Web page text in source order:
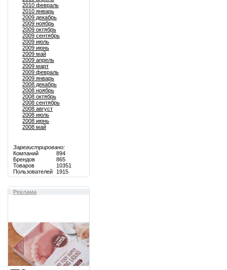
2010 февраль
2010 январь
2009 декабрь
2009 ноябрь
2009 октябрь
2009 сентябрь
2009 июль
2009 июнь
2009 май
2009 апрель
2009 март
2009 февраль
2009 январь
2008 декабрь
2008 ноябрь
2008 октябрь
2008 сентябрь
2008 август
2008 июль
2008 июнь
2008 май
Зарегистрировано:
Компаний
894
Брендов
865
Товаров
10351
Пользователей
1915
Реклама